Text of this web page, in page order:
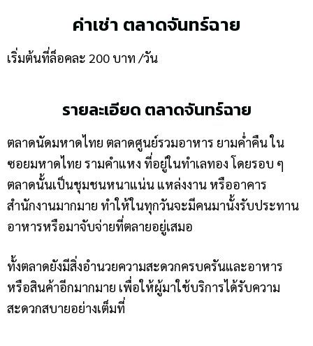
ค่าเช่า ตลาดจันทร์ฉาย
เริ่มต้นที่ล็อคละ 200 บาท /วัน
รายละเอียด ตลาดจันทร์ฉาย
ตลาดนัดมหาดไทย ตลาดศูนย์รวมอาหาร ยามค่ำคืน ใน
ซอยมหาดไทย รามคำแหง ที่อยู่ในทำเลทอง โดยรอบ ๆ
ตลาดนั้นเป็นชุมชนหนาแน่น แหล่งงาน หรืออาคาร
สำนักงานมากมาย ทำให้ในทุกวันจะมีคนมานั้งรับประทาน
อาหารหรือมาจับจ่ายที่ตลายอยู่เสมอ
ทั้งตลาดยังมีสิ่งอำนวยความสะดวกครบครันและอาหาร
หรือสินค้าอีกมากมาย เพื่อให้ผู้มาใช้บริการได้รับความ
สะดวกสบายอย่างเต็มที่